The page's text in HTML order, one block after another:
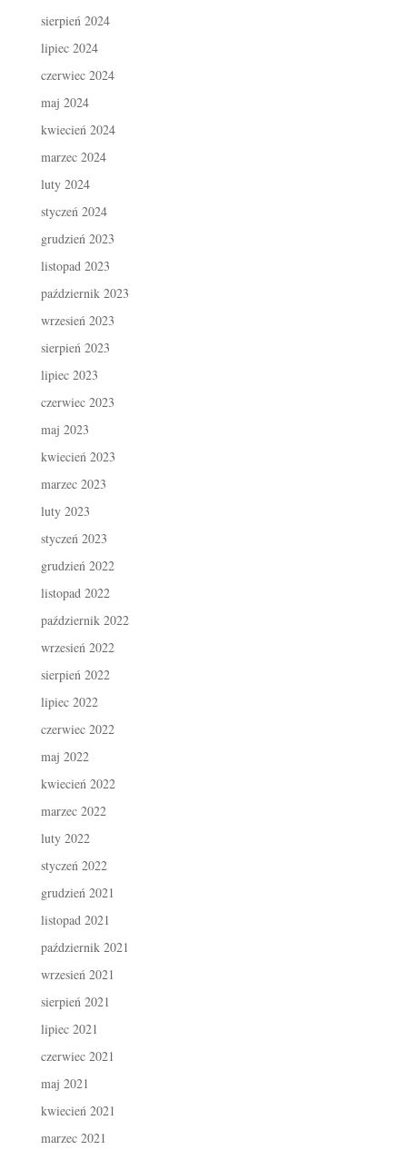
sierpień 2024
lipiec 2024
czerwiec 2024
maj 2024
kwiecień 2024
marzec 2024
luty 2024
styczeń 2024
grudzień 2023
listopad 2023
październik 2023
wrzesień 2023
sierpień 2023
lipiec 2023
czerwiec 2023
maj 2023
kwiecień 2023
marzec 2023
luty 2023
styczeń 2023
grudzień 2022
listopad 2022
październik 2022
wrzesień 2022
sierpień 2022
lipiec 2022
czerwiec 2022
maj 2022
kwiecień 2022
marzec 2022
luty 2022
styczeń 2022
grudzień 2021
listopad 2021
październik 2021
wrzesień 2021
sierpień 2021
lipiec 2021
czerwiec 2021
maj 2021
kwiecień 2021
marzec 2021